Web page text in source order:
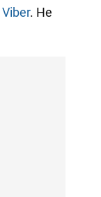
Viber. Не